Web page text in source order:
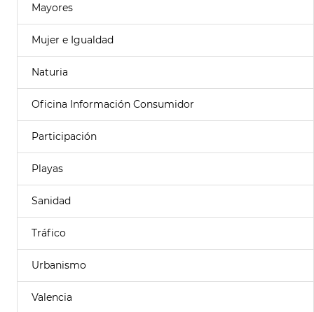
Mayores
Mujer e Igualdad
Naturia
Oficina Información Consumidor
Participación
Playas
Sanidad
Tráfico
Urbanismo
Valencia